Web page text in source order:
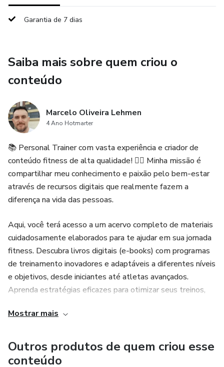
Garantia de 7 dias
Saiba mais sobre quem criou o
conteúdo
Marcelo Oliveira Lehmen
4 Ano Hotmarter
📚 Personal Trainer com vasta experiência e criador de
conteúdo fitness de alta qualidade! 🏋️‍♂️ Minha missão é
compartilhar meu conhecimento e paixão pelo bem-estar
através de recursos digitais que realmente fazem a
diferença na vida das pessoas.
Aqui, você terá acesso a um acervo completo de materiais
cuidadosamente elaborados para te ajudar em sua jornada
fitness. Descubra livros digitais (e-books) com programas
de treinamento inovadores e adaptáveis a diferentes níveis
e objetivos, desde iniciantes até atletas avançados.
Aprenda estratégias eficazes para otimizar seus treinos,
como nutrição esportiva, planejamento alimentar,
suplementação inteligente e a importância do descanso
Mostrar mais
Outros produtos de quem criou esse
conteúdo